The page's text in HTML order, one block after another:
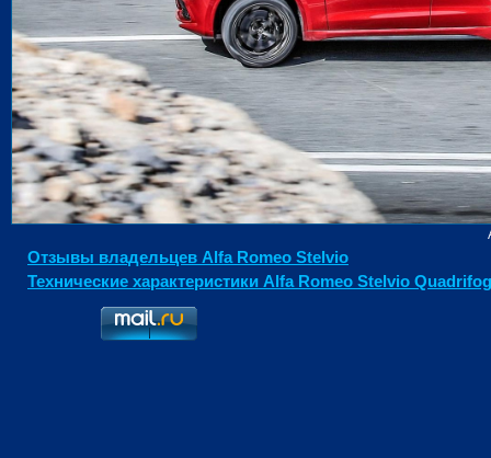
Отзывы владельцев Alfa Romeo Stelvio
Технические характеристики Alfa Romeo Stelvio